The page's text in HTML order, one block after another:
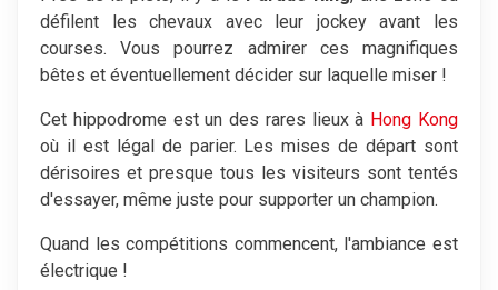
défilent les chevaux avec leur jockey avant les
courses. Vous pourrez admirer ces magnifiques
bêtes et éventuellement décider sur laquelle miser !
Cet hippodrome est un des rares lieux à Hong Kong
où il est légal de parier. Les mises de départ sont
dérisoires et presque tous les visiteurs sont tentés
d'essayer, même juste pour supporter un champion.
Quand les compétitions commencent, l'ambiance est
électrique !